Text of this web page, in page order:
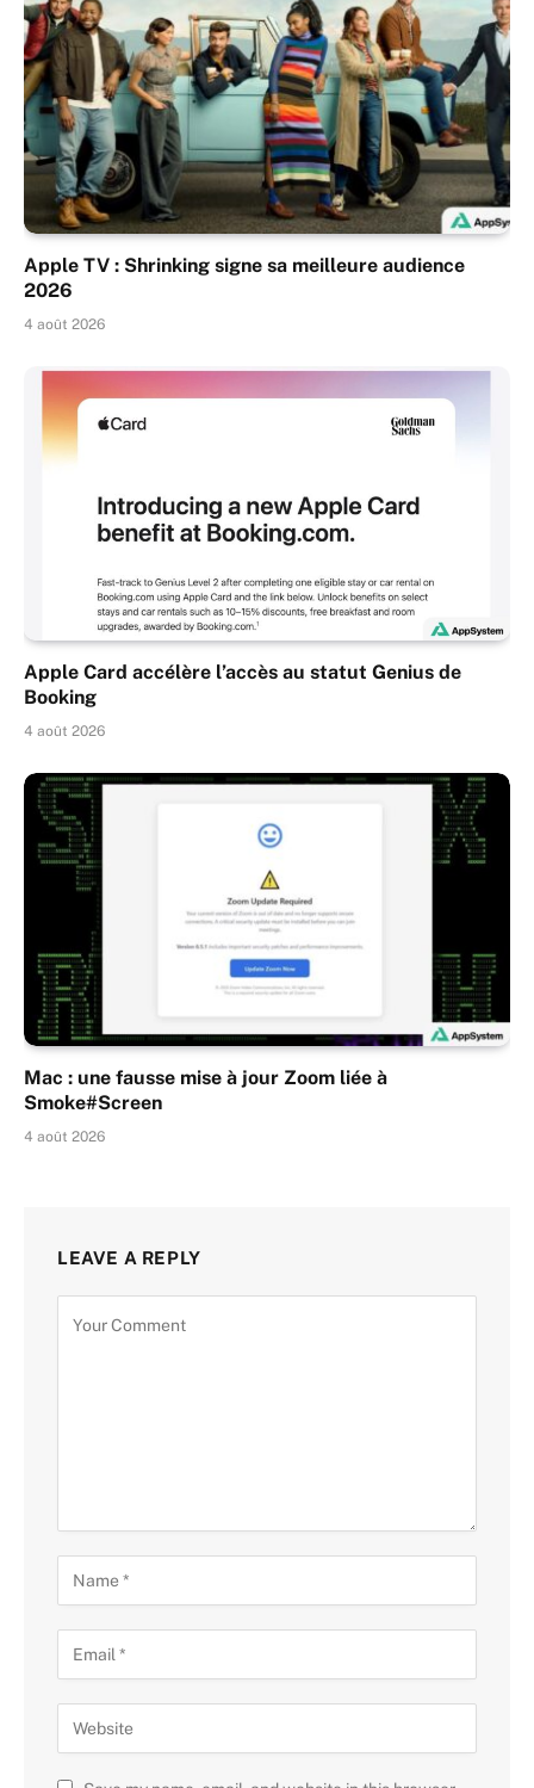
Apple TV : Shrinking signe sa meilleure audience
2026
4 août 2026
Apple Card accélère l’accès au statut Genius de
Booking
4 août 2026
Mac : une fausse mise à jour Zoom liée à
Smoke#Screen
4 août 2026
LEAVE A REPLY